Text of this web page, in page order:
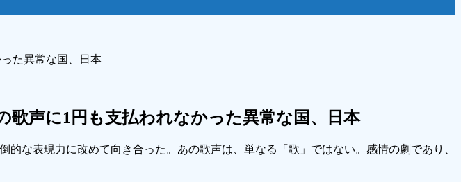
た異常な国、日本
声に1円も支払われなかった異常な国、日本
的な表現力に改めて向き合った。あの歌声は、単なる「歌」ではない。感情の劇であり、